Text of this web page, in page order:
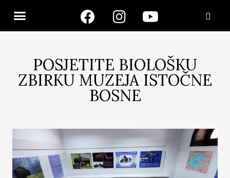
POSJETITE BIOLOŠKU
ZBIRKU MUZEJA ISTOČNE
BOSNE